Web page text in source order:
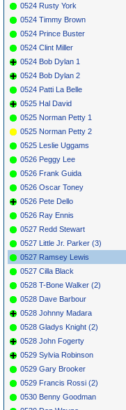
0524 Rusty York
0524 Timmy Brown
0524 Prince Buster
0524 Clint Miller
0524 Bob Dylan 1
0524 Bob Dylan 2
0524 Patti La Belle
0525 Hal David
0525 Norman Petty 1
0525 Norman Petty 2
0525 Leslie Uggams
0526 Peggy Lee
0526 Frank Guida
0526 Oscar Toney
0526 Pete Dello
0526 Ray Ennis
0527 Redd Stewart
0527 Little Jr. Parker (3)
0527 Ramsey Lewis
0527 Cilla Black
0528 T-Bone Walker (2)
0528 Dave Barbour
0528 Johnny Madara
0528 Gladys Knight (2)
0528 John Fogerty
0529 Sylvia Robinson
0529 Gary Brooker
0529 Francis Rossi (2)
0530 Benny Goodman